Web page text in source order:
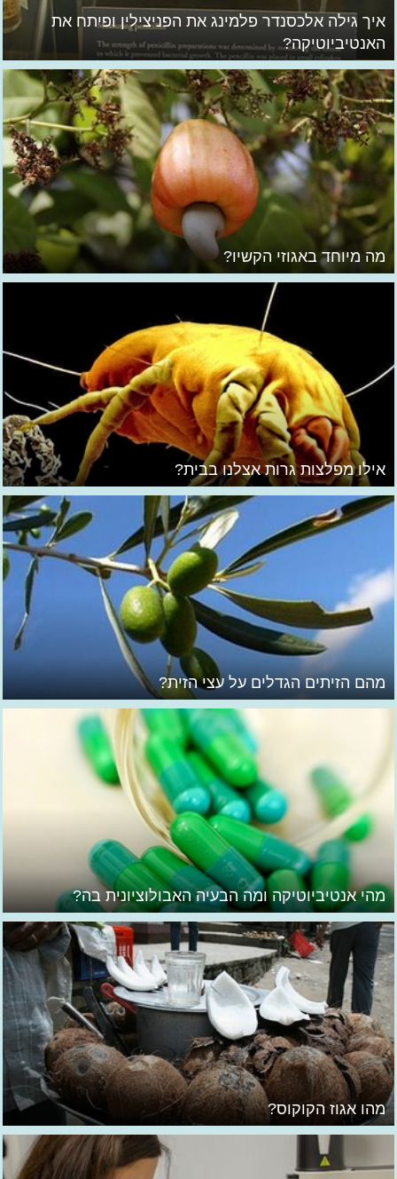
איך גילה אלכסנדר פלמינג את הפניצילין ופיתח את
האנטיביוטיקה?
מה מיוחד באגוזי הקשיו?
אילו מפלצות גרות אצלנו בבית?
מהם הזיתים הגדלים על עצי הזית?
מהי אנטיביוטיקה ומה הבעיה האבולוציונית בה?
מהו אגוז הקוקוס?